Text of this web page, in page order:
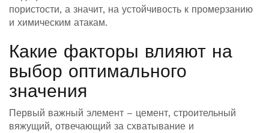
пористости, а значит, на устойчивость к промерзанию
и химическим атакам.
Какие факторы влияют на
выбор оптимального
значения
Первый важный элемент – цемент, строительный
вяжущий, отвечающий за схватывание и